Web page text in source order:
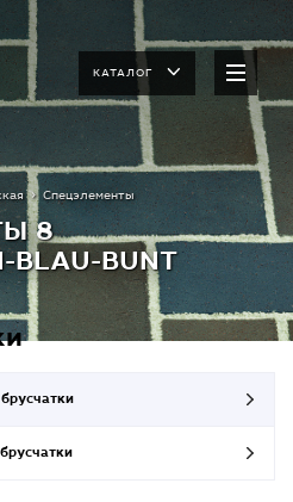
КАТАЛОГ
Спецэлементы
8
BLAU-BUNT